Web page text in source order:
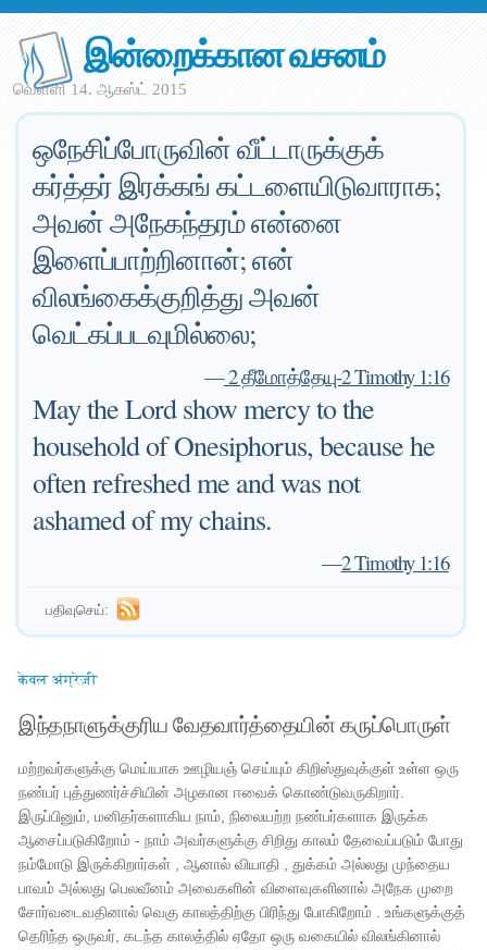
இன்றைக்கான வசனம்
வெள்ளி 14. ஆகஸ்ட் 2015
ஒநேசிப்போருவின் வீட்டாருக்குக்
கர்த்தர் இரக்கங் கட்டளையிடுவாராக;
அவன் அநேகந்தரம் என்னை
இளைப்பாற்றினான்; என்
விலங்கைக்குறித்து அவன்
வெட்கப்படவுமில்லை;
—2 தீமோத்தேயு-2 Timothy 1:16
May the Lord show mercy to the
household of Onesiphorus, because he
often refreshed me and was not
ashamed of my chains.
—2 Timothy 1:16
பதிவுசெய்:
केवल अंग्रेज़ी
இந்தநாளுக்குரிய வேதவார்த்தையின் கருப்பொருள்
மற்றவர்களுக்கு மெய்யாக ஊழியஞ் செய்யும் கிறிஸ்துவுக்குள் உள்ள ஒரு
நண்பர் புத்துணர்ச்சியின் அழகான ஈவைக் கொண்டுவருகிறார்.
இருப்பினும், மனிதர்களாகிய நாம், நிலையற்ற நண்பர்களாக இருக்க
ஆசைப்படுகிறோம் - நாம் அவர்களுக்கு சிறிது காலம் தேவைப்படும் போது
நம்மோடு இருக்கிறார்கள் , ஆனால் வியாதி , துக்கம் அல்லது முந்தைய
பாவம் அல்லது பெலவீனம் அவைகளின் விளைவுகளினால் அநேக முறை
சோர்வடைவதினால் வெகு காலத்திற்கு பிரிந்து போகிறோம் . உங்களுக்குத்
தெரிந்த ஒருவர், கடந்த காலத்தில் ஏதோ ஒரு வகையில் விலங்கினால்